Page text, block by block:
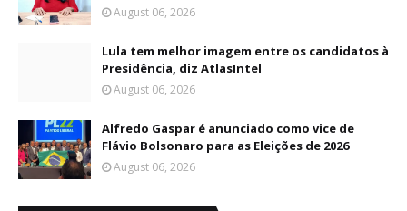
August 06, 2026
Lula tem melhor imagem entre os candidatos à
Presidência, diz AtlasIntel
August 06, 2026
Alfredo Gaspar é anunciado como vice de
Flávio Bolsonaro para as Eleições de 2026
August 06, 2026